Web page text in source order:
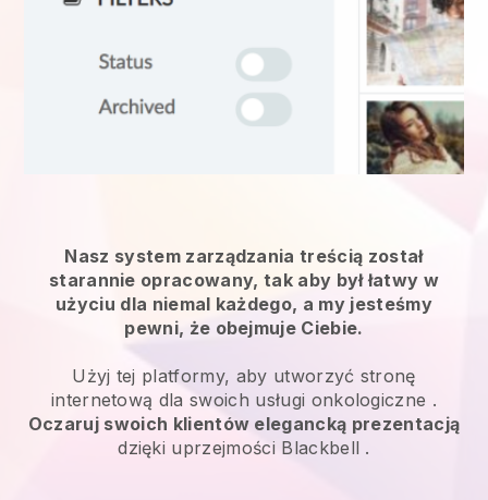
Nasz system zarządzania treścią został
starannie opracowany, tak aby był łatwy w
użyciu dla niemal każdego, a my jesteśmy
pewni, że obejmuje Ciebie.
Użyj tej platformy, aby utworzyć stronę
internetową dla swoich usługi onkologiczne .
Oczaruj swoich klientów elegancką prezentacją
dzięki uprzejmości Blackbell .